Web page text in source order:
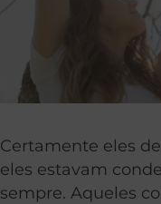
Certamente eles
eles estavam
sempre. Aqueles